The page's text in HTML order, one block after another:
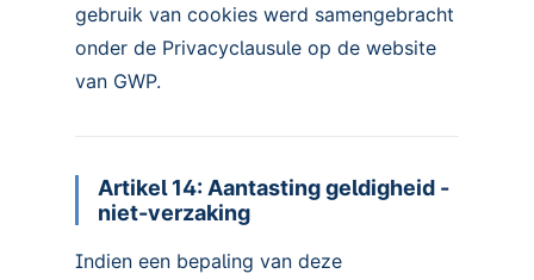
gebruik van cookies werd samengebracht
onder de Privacyclausule op de website
van GWP.
Artikel 14: Aantasting geldigheid -
niet-verzaking
Indien een bepaling van deze